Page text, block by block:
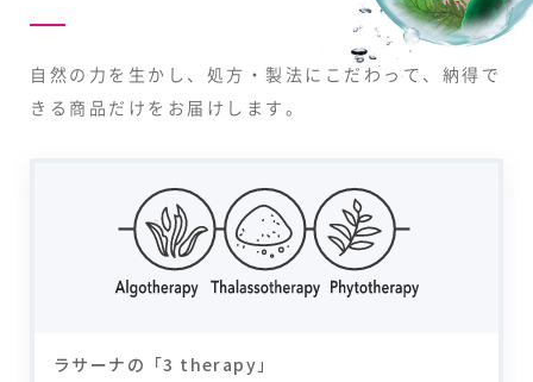
自然の力を生かし、処方・製法にこだわって、 納得で
きる商品だけをお届けします。
ラサーナの「3 therapy」